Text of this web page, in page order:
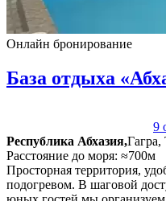
Онлайн бронирование
База отдыха
9
Республика Абхазия,Гагра,
Расстояние до моря: ≈700м
Просторная территория,
подогревом. В шаговой